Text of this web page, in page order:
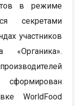
в режиме
секретами
участников
«Органика».
сформирован
WorldFood